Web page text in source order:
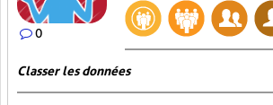
0
Classer les données